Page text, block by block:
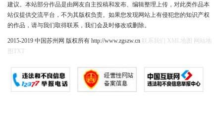
建议。本站部分作品是由网友自主投稿和发布、编辑整理上传，对此类作品本
站仅提供交流平台，不为其版权负责。如果您发现网站上有侵犯您的知识产权
的作品，请与我们取得联系，我们会及时修改或删除。
2015-2019 中国苏州网 版权所有 http://www.zgszw.cn 联系我们 XML地图
网站地
图 TXT